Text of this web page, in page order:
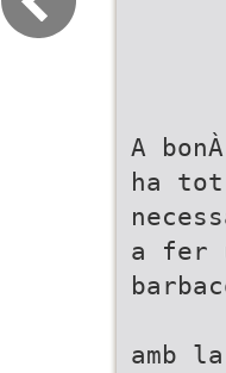
A
ha
a fer
amb